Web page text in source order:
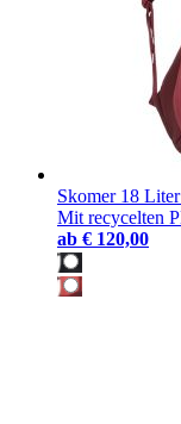
Skomer 18
Mit recycelten
ab € 120,00